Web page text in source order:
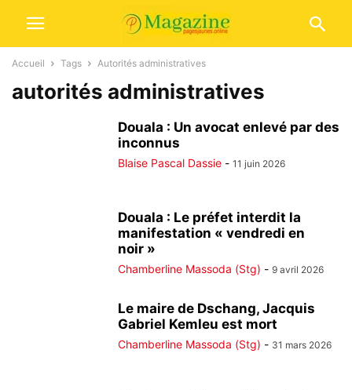
Accueil Tags Autorités administratives
autorités administratives
Douala : Un avocat enlevé par des
inconnus
Blaise Pascal Dassie - 11 juin 2026
Douala : Le préfet interdit la
manifestation « vendredi en
noir »
Chamberline Massoda (Stg) - 9 avril 2026
Le maire de Dschang, Jacquis
Gabriel Kemleu est mort
Chamberline Massoda (Stg) - 31 mars 2026